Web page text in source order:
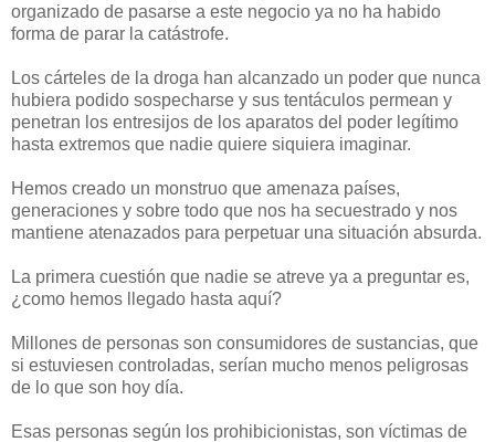
organizado de pasarse a este negocio ya no ha habido
forma de parar la catástrofe.
Los cárteles de la droga han alcanzado un poder que nunca
hubiera podido sospecharse y sus tentáculos permean y
penetran los entresijos de los aparatos del poder legítimo
hasta extremos que nadie quiere siquiera imaginar.
Hemos creado un monstruo que amenaza países,
generaciones y sobre todo que nos ha secuestrado y nos
mantiene atenazados para perpetuar una situación absurda.
La primera cuestión que nadie se atreve ya a preguntar es,
¿como hemos llegado hasta aquí?
Millones de personas son consumidores de sustancias, que
si estuviesen controladas, serían mucho menos peligrosas
de lo que son hoy día.
Esas personas según los prohibicionistas, son víctimas de